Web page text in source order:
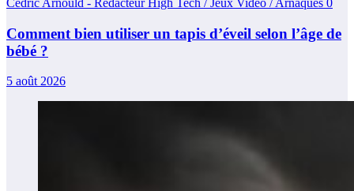
Comment bien utiliser un tapis d’éveil selon l’âge de
bébé ?
5 août 2026